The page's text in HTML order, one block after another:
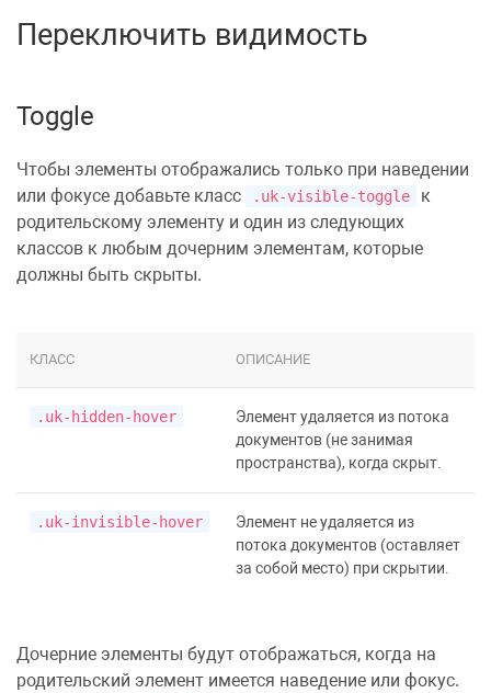
Переключить видимость
Toggle
Чтобы элементы отображались только при наведении
или фокусе добавьте класс
.uk-visible-toggle
к
родительскому элементу и один из следующих
классов к любым дочерним элементам, которые
должны быть скрыты.
КЛАСС ОПИСАНИЕ
.uk-hidden-hover
Элемент удаляется из потока
документов (не занимая
пространства), когда скрыт.
.uk-invisible-hover
Элемент не удаляется из
потока документов (оставляет
за собой место) при скрытии.
Дочерние элементы будут отображаться, когда на
родительский элемент имеется наведение или фокус.